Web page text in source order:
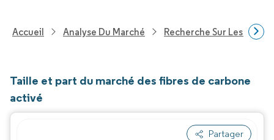
Accueil Analyse Du Marché Recherche Sur Les
Taille et part du marché des fibres de carbone
activé
Partager